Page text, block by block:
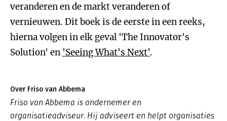
veranderen en de markt veranderen of
vernieuwen. Dit boek is de eerste in een reeks,
hierna volgen in elk geval 'The Innovator's
Solution' en 'Seeing What's Next'.
Over Friso van Abbema
Friso van Abbema is ondernemer en
organisatieadviseur. Hij adviseert en helpt organisaties